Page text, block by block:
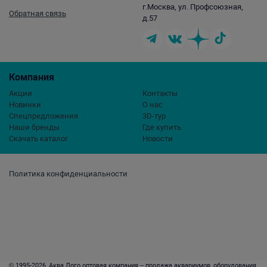
Политика конфиденциальности
Компания
Акции
Новинки
Спецпредложения
Наши бренды
Скачать каталог
Контакты
О нас
3D-тур
Где купить
Новости
Обратная связь
г.Москва, ул. Профсоюзная,
д.57
© 1995-2026, Аква Лого оптовая компания – продажа аквариумов, оборудования